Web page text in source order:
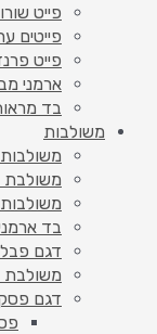
פייט
פייטים
פייט
ארמני
בד
משולבות
משולבת
משולבות
בד ארמני
דגם פבלה –
משולבת
דגם